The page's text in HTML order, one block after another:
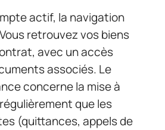
actif, la navigation
retrouvez vos biens
avec un accès
associés. Le
concerne la mise à
que les
(quittances, appels de